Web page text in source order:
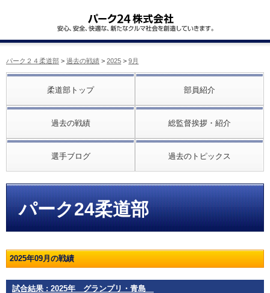
パーク２４柔道部 > 過去の戦績 > 2025 > 9月
柔道部トップ 部員紹介
過去の戦績 総監督挨拶・紹介
選手ブログ 過去のトピックス
パーク24柔道部
2025年09月の戦績
試合結果 : 2025年 グランプリ・青島